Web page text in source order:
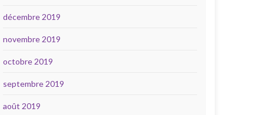
décembre 2019
novembre 2019
octobre 2019
septembre 2019
août 2019